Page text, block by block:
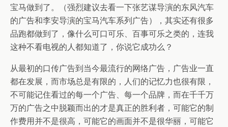
宝马做到了。（强烈建议去看一下张艺谋导演的东风汽车
的广告和李安导演的宝马汽车系列广告），其实还有很多
品跑都做到了，像什么可口可乐、百事可乐之类的，连我
这种不看电视的人都知道了，你说它成功么？
从最初的口传广告到当今最流行的网络广告，广告业一直
都在发展，而市场总是有限的，人们的记忆力也很有限，
不可能记住看过的每一个广告、每一个品牌，而在千千万
万的广告之中脱颖而出的才是真正的胜利者，可能它的制
作费用并不是很高，可能它的画面并不是很华丽，可能它